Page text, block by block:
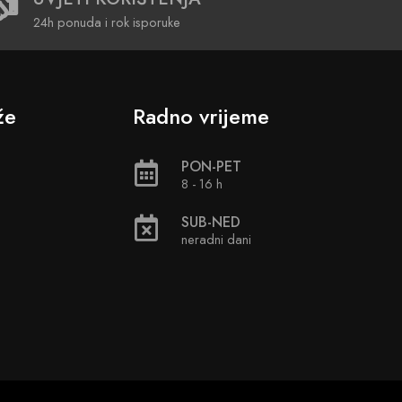
24h ponuda i rok isporuke
Radno vrijeme
PON-PET
8 - 16 h
SUB-NED
neradni dani